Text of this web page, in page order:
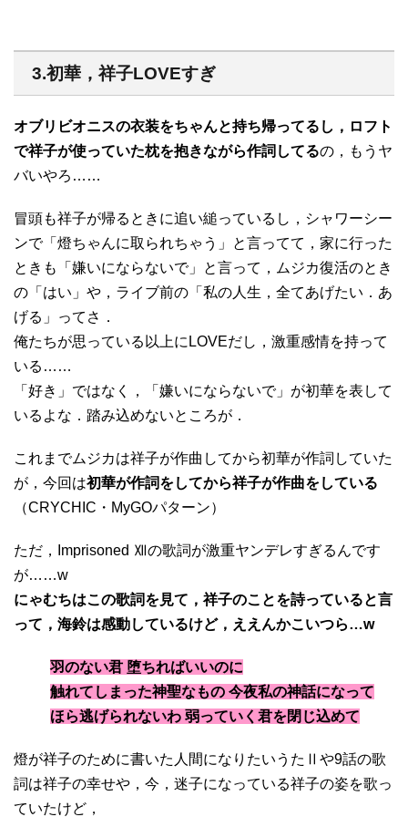
3.初華，祥子LOVEすぎ
オブリビオニスの衣装をちゃんと持ち帰ってるし，ロフト
で祥子が使っていた枕を抱きながら作詞してるの，もうヤ
バいやろ……
冒頭も祥子が帰るときに追い縋っているし，シャワーシー
ンで「燈ちゃんに取られちゃう」と言ってて，家に行った
ときも「嫌いにならないで」と言って，ムジカ復活のとき
の「はい」や，ライブ前の「私の人生，全てあげたい．あ
げる」ってさ．
俺たちが思っている以上にLOVEだし，激重感情を持って
いる……
「好き」ではなく，「嫌いにならないで」が初華を表して
いるよな．踏み込めないところが．
これまでムジカは祥子が作曲してから初華が作詞していた
が，今回は初華が作詞をしてから祥子が作曲をしている
（CRYCHIC・MyGOパターン）
ただ，Imprisoned Ⅻの歌詞が激重ヤンデレすぎるんです
が……w
にゃむちはこの歌詞を見て，祥子のことを詩っていると言
って，海鈴は感動しているけど，ええんかこいつら…w
羽のない君 堕ちればいいのに
触れてしまった神聖なもの 今夜私の神話になって
ほら逃げられないわ 弱っていく君を閉じ込めて
燈が祥子のために書いた人間になりたいうたⅡや9話の歌
詞は祥子の幸せや，今，迷子になっている祥子の姿を歌っ
ていたけど，